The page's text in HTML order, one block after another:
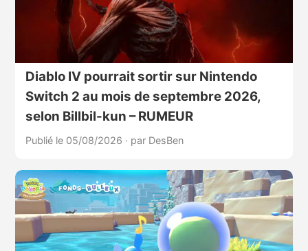
Diablo IV pourrait sortir sur Nintendo
Switch 2 au mois de septembre 2026,
selon Billbil-kun – RUMEUR
Publié le 05/08/2026 · par DesBen